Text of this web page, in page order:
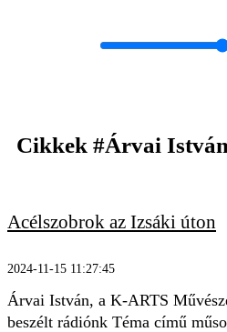
Cikkek #Árvai István
Acélszobrok az Izsáki úton
2024-11-15 11:27:45
Árvai István, a K-ARTS
beszélt rádiónk Téma című